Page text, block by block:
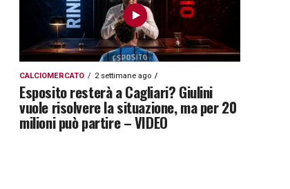
CALCIOMERCATO 2 settimane ago
Esposito resterà a Cagliari? Giulini
vuole risolvere la situazione, ma per 20
milioni può partire – VIDEO